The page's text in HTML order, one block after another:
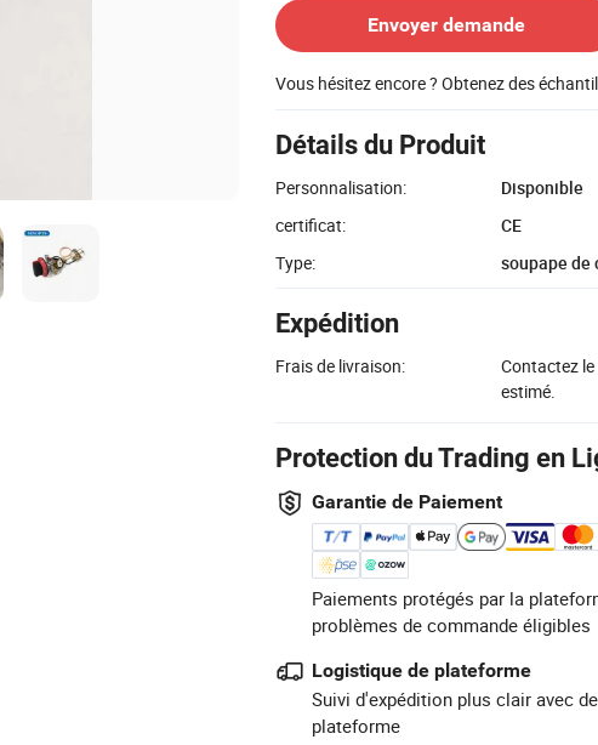
Envoyer demande
Vous hésitez encore ? Obtenez des
Détails du Produit
Personnalisation:
Disponible
certificat:
CE
Type:
soupape de
Expédition
Frais de livraison:
Contactez
estimé.
Protection du Trading en
Garantie de Paiement
Paiements protégés par la
problèmes de commande éligibles
Logistique de plateforme
Suivi d'expédition plus clair avec
plateforme